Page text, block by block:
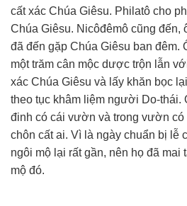
cất xác Chúa Giêsu. Philatô cho
Chúa Giêsu. Nicôđêmô cũng
đã đến gặp Chúa Giêsu ban đêm.
một trăm cân mộc dược trộn lẫn
xác Chúa Giêsu và lấy khăn bọc
theo tục khâm liệm người Do-thái.
đinh có cái vườn và trong vườn
chôn cất ai. Vì là ngày chuẩn bị lễ
ngôi mộ lại rất gần, nên họ đã mai
mộ đó.